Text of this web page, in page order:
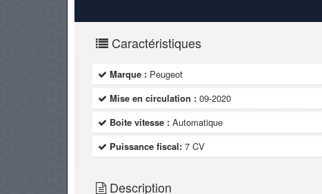
Caractéristiques
Marque : Peugeot
Mise en circulation : 09-2020
Boite vitesse : Automatique
Puissance fiscal: 7 CV
Description